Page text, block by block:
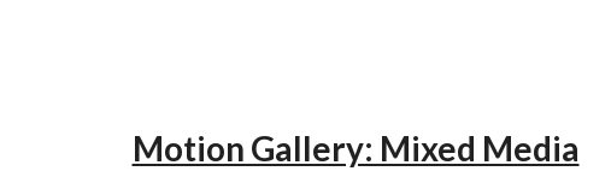
Motion Gallery: Mixed Media